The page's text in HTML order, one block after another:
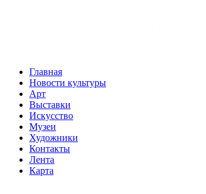
Главная
Новости культуры
Арт
Выставки
Искусство
Музеи
Художники
Контакты
Лента
Карта